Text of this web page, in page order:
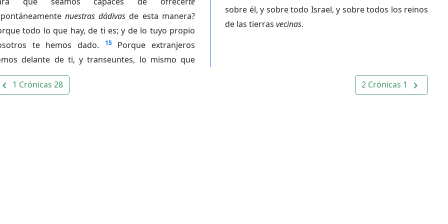
nuestras dádivas de esta manera?
todo lo que hay, de ti es; y de lo tuyo propio
te hemos dado.
15
Porque extranjeros
delante de ti, y transeuntes, lo mismo que
sobre él, y sobre todo Israel, y sobre todos los reinos
de las tierras vecinas.
navigate_before 1 Crónicas 28 2 Crónicas 1 navigate_next